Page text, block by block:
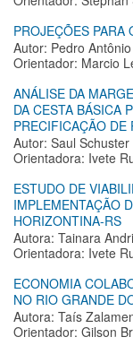
PROJEÇÕES PARA
Autor: Pedro
Orientador: Marcio
ANÁLISE DA
DA CESTA BÁSICA
PRECIFICAÇÃO DE
Autor: Saul
Orientadora: Ivete
ESTUDO DE
IMPLEMENTAÇÃO
HORIZONTINA-RS
Autora: Tainara
Orientadora: Ivete
ECONOMIA
NO RIO GRANDE
Autora: Taís
Orientador: Gilson